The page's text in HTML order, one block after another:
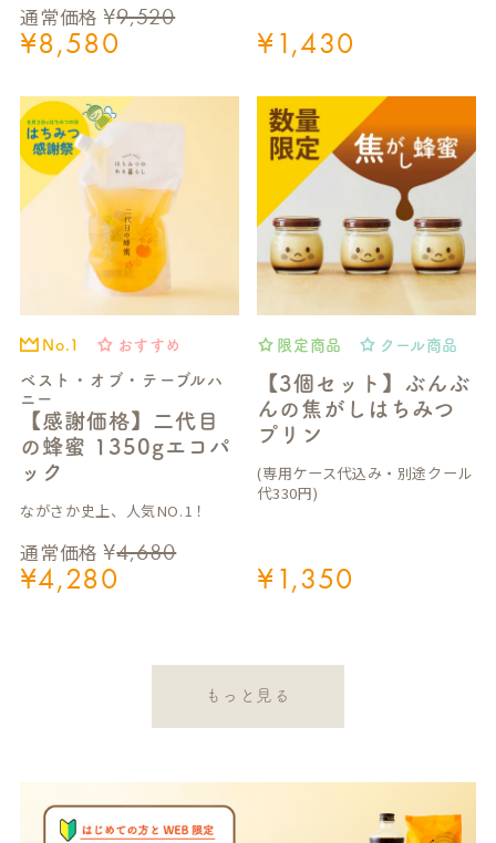
通常価格 ¥9,520
¥8,580 ¥1,430
ベスト・オブ・テーブルハ
ニー
【感謝価格】二代目
の蜂蜜 1350gエコパ
ック
No.1 おすすめ
通常価格 ¥4,680
¥4,280
ながさか史上、人気NO.1！
【3個セット】ぶんぶ
んの焦がしはちみつ
プリン
限定商品 クール商品
¥1,350
(専用ケース代込み・別途クール
代330円)
もっと見る